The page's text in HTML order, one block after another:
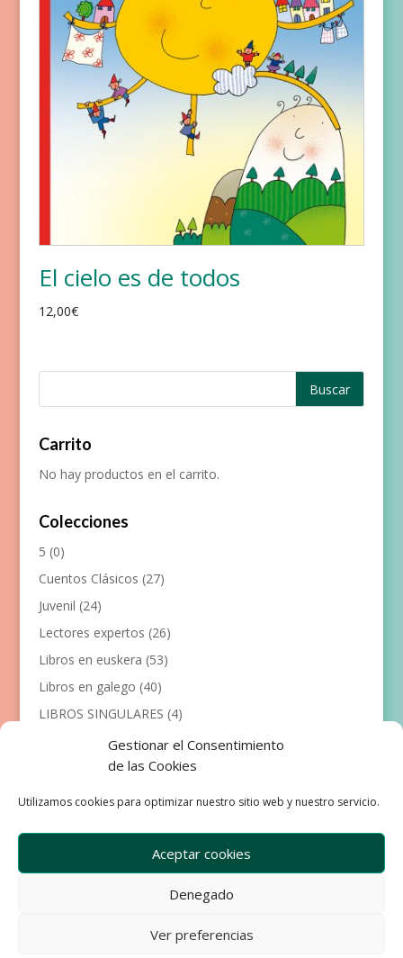
Gestionar el Consentimiento
de las Cookies
Utilizamos cookies para optimizar nuestro sitio web y nuestro servicio.
Aceptar cookies
Denegado
Ver preferencias
El cielo es de todos
12,00€
Carrito
No hay productos en el carrito.
Colecciones
5 (0)
Cuentos Clásicos (27)
Juvenil (24)
Lectores expertos (26)
Libros en euskera (53)
Libros en galego (40)
LIBROS SINGULARES (4)
Llibres en català (117)
Manualidades (53)
Primeros lectores
(101)
Aviso Legal
Condiciones de Venta